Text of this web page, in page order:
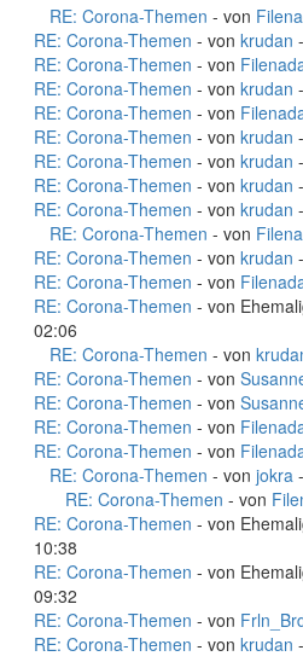
RE: Corona-Themen - von
RE: Corona-Themen - von krudan
RE: Corona-Themen - von
RE: Corona-Themen - von krudan
RE: Corona-Themen - von
RE: Corona-Themen - von krudan
RE: Corona-Themen - von krudan
RE: Corona-Themen - von krudan
RE: Corona-Themen - von krudan
RE: Corona-Themen - von
RE: Corona-Themen - von krudan
RE: Corona-Themen - von
RE: Corona-Themen - von
02:06
RE: Corona-Themen - von
RE: Corona-Themen - von
RE: Corona-Themen - von
RE: Corona-Themen - von
RE: Corona-Themen - von
RE: Corona-Themen - von jokra
RE: Corona-Themen - von
RE: Corona-Themen - von
10:38
RE: Corona-Themen - von
09:32
RE: Corona-Themen - von
RE: Corona-Themen - von krudan